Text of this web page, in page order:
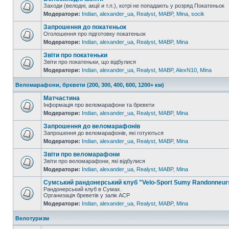
Заходи (велодні, акції и т.п.), котрі не попадають у розряд Покатеньок
Модератори: Indian alexander_ua Realyst MABP, Mina socik
Запрошення до покатеньок
Оголошення про підготовку покатеньок
Модератори: Indian alexander_ua Realyst MABP, Mina
Звіти про покатеньки
Звіти про покатеньки, що відбулися
Модератори: Indian alexander_ua Realyst MABP, AlexN10 Mina
Веломарафони, бревети (200, 300, 400, 600, 1200+ км)
Матчастина
Інформація про веломарафони та бревети
Модератори: Indian alexander_ua Realyst MABP, Mina
Запрошення до веломарафонів
Запрошення до веломарафонів, які готуються
Модератори: Indian alexander_ua Realyst MABP, Mina
Звіти про веломарафони
Звіти про веломарафони, які відбулися
Модератори: Indian alexander_ua Realyst MABP, Mina
Сумський рандонерський клуб "Velo-Sport Sumy
Рандонерський клуб в Сумах.
Организація бреветів у залік АСР
Модератори: Indian alexander_ua Realyst MABP, Mina
Велотуризм